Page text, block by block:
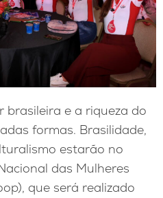
brasileira e a riqueza do
formas. Brasilidade,
estarão no
das Mulheres
que será realizado